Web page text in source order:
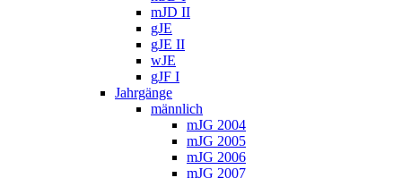
mJD II
gJE
gJE II
wJE
gJF I
Jahrgänge
männlich
mJG 2004
mJG 2005
mJG 2006
mJG 2007